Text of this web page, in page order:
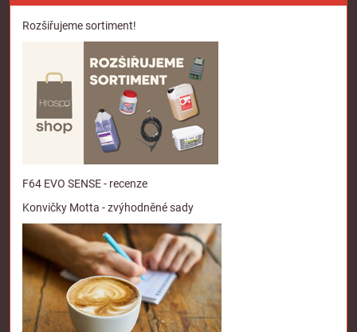
Rozšiřujeme sortiment!
F64 EVO SENSE - recenze
Konvičky Motta - zvýhodněné sady